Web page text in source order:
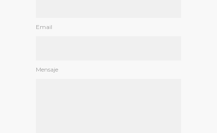
Email
Mensaje